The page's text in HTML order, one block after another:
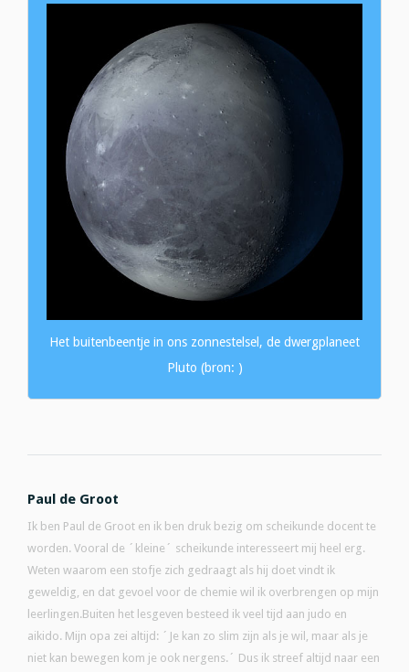
Het buitenbeentje in ons zonnestelsel, de dwergplaneet
Pluto (bron: )
Paul de Groot
Ik ben Paul de Groot en ik ben druk bezig om scheikunde docent te
worden. Vooral de ´kleine´ scheikunde interesseert mij heel erg.
Weten waarom een stofje zich gedraagt als hij doet vindt ik
geweldig, en dat gevoel voor de chemie wil ik overbrengen op mijn
leerlingen.Buiten het lesgeven besteed ik veel tijd aan judo en
aikido. Mijn opa zei altijd: ´Je kan zo slim zijn als je wil, maar als je
niet kan bewegen kom je ook nergens.´ Dus ik streef altijd naar een